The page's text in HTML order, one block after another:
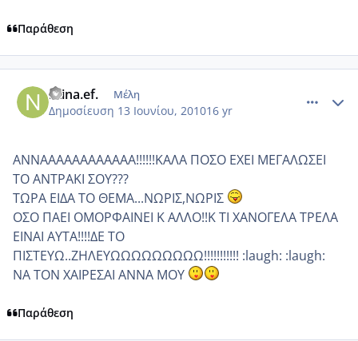
Παράθεση
ntina.ef. Μέλη
Δημοσίευση 13 Ιουνίου, 201016 yr
ΑΝΝΑΑΑΑΑΑΑΑΑΑΑΑ!!!!!!ΚΑΛΑ ΠΟΣΟ ΕΧΕΙ ΜΕΓΑΛΩΣΕΙ
ΤΟ ΑΝΤΡΑΚΙ ΣΟΥ???
ΤΩΡΑ ΕΙΔΑ ΤΟ ΘΕΜΑ...ΝΩΡΙΣ,ΝΩΡΙΣ
ΟΣΟ ΠΑΕΙ ΟΜΟΡΦΑΙΝΕΙ Κ ΑΛΛΟ!!Κ ΤΙ ΧΑΝΟΓΕΛΑ ΤΡΕΛΑ
ΕΙΝΑΙ ΑΥΤΑ!!!!ΔΕ ΤΟ
ΠΙΣΤΕΥΩ..ΖΗΛΕΥΩΩΩΩΩΩΩΩΩ!!!!!!!!!!! :laugh: :laugh:
ΝΑ ΤΟΝ ΧΑΙΡΕΣΑΙ ΑΝΝΑ ΜΟΥ
Παράθεση